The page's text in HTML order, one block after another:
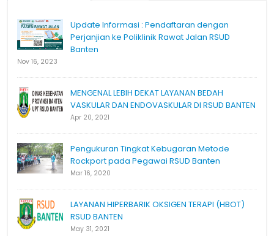
Update Informasi : Pendaftaran dengan
Perjanjian ke Poliklinik Rawat Jalan RSUD
Banten
Nov 16, 2023
MENGENAL LEBIH DEKAT LAYANAN BEDAH
VASKULAR DAN ENDOVASKULAR DI RSUD BANTEN
Apr 20, 2021
Pengukuran Tingkat Kebugaran Metode
Rockport pada Pegawai RSUD Banten
Mar 16, 2020
LAYANAN HIPERBARIK OKSIGEN TERAPI (HBOT)
RSUD BANTEN
May 31, 2021